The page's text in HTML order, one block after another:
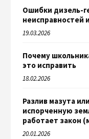
Ошибки дизель-
неисправностей
19.03.2026
Почему
это исправить
18.02.2026
Разлив мазута
испорченную
работает закон
20.01.2026